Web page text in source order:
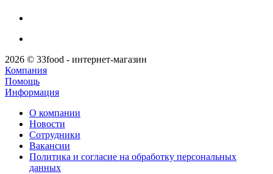
2026 © 33food - интернет-магазин
Компания
Помощь
Информация
О компании
Новости
Сотрудники
Вакансии
Политика и согласие на обработку персональных
данных